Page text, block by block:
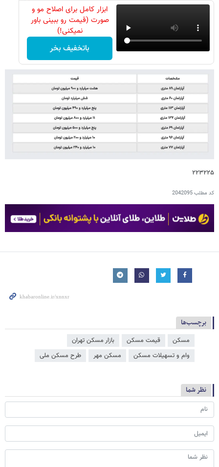
ابزار کامل برای اصلاح مو و
صورت (قیمت رو ببینی باور
نمیکنی!)
باتخفیف بخر
۲۲۳۲۲۵
کد مطلب2042095
برچسب‌ها
مسکن قیمت مسکن
بازار مسکن تهران
وام و تسهیلات مسکن
مسکن مهر طرح مسکن ملی
نظر شما